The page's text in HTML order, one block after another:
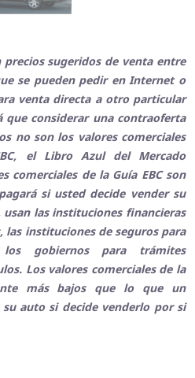
sugeridos de venta entre
se pueden pedir en Internet o
venta directa a otro particular
que considerar una contraoferta
no son los valores comerciales
el Libro Azul del Mercado
comerciales de la Guía EBC son
si usted decide vender su
las instituciones financieras
instituciones de seguros para
gobiernos para trámites
Los valores comerciales de la
más bajos que lo que un
auto si decide venderlo por si